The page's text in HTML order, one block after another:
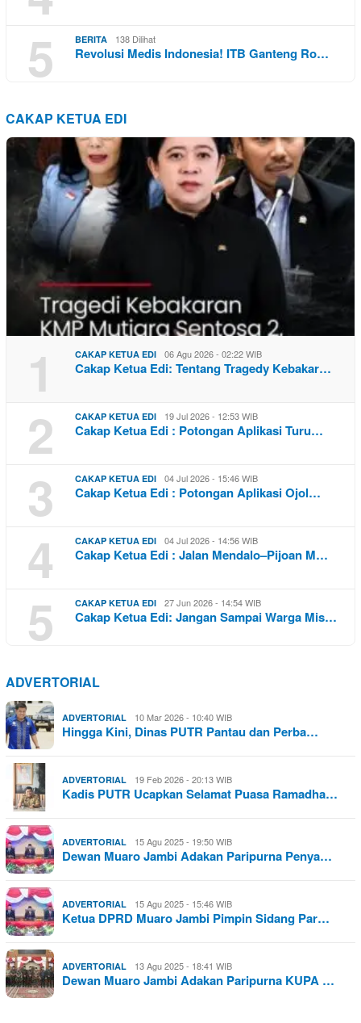
5 BERITA 138 Dilihat
Revolusi Medis Indonesia! ITB Ganteng Ro…
CAKAP KETUA EDI
1 CAKAP KETUA EDI 06 Agu 2026 - 02:22 WIB
Cakap Ketua Edi: Tentang Tragedy Kebakar…
2 CAKAP KETUA EDI 19 Jul 2026 - 12:53 WIB
Cakap Ketua Edi : Potongan Aplikasi Turu…
3 CAKAP KETUA EDI 04 Jul 2026 - 15:46 WIB
Cakap Ketua Edi : Potongan Aplikasi Ojol…
4 CAKAP KETUA EDI 04 Jul 2026 - 14:56 WIB
Cakap Ketua Edi : Jalan Mendalo–Pijoan M…
5 CAKAP KETUA EDI 27 Jun 2026 - 14:54 WIB
Cakap Ketua Edi: Jangan Sampai Warga Mis…
ADVERTORIAL
ADVERTORIAL 10 Mar 2026 - 10:40 WIB
Hingga Kini, Dinas PUTR Pantau dan Perba…
ADVERTORIAL 19 Feb 2026 - 20:13 WIB
Kadis PUTR Ucapkan Selamat Puasa Ramadha…
ADVERTORIAL 15 Agu 2025 - 19:50 WIB
Dewan Muaro Jambi Adakan Paripurna Penya…
ADVERTORIAL 15 Agu 2025 - 15:46 WIB
Ketua DPRD Muaro Jambi Pimpin Sidang Par…
ADVERTORIAL 13 Agu 2025 - 18:41 WIB
Dewan Muaro Jambi Adakan Paripurna KUPA …